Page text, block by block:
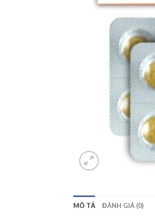
MÔ TẢ ĐÁNH GIÁ (0)